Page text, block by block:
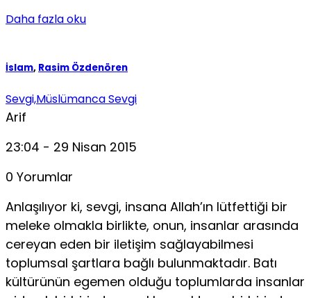
Daha fazla oku
İslam, Rasim Özdenören
Sevgi,Müslümanca Sevgi
Arif
23:04 - 29 Nisan 2015
0 Yorumlar
Anlaşılıyor ki, sevgi, insana Allah’ın lütfettiği bir
meleke olmakla birlikte, onun, insanlar arasında
cereyan eden bir iletişim sağlayabilmesi
toplumsal şartlara bağlı bulunmaktadır. Batı
kültürünün egemen olduğu toplumlarda insanlar